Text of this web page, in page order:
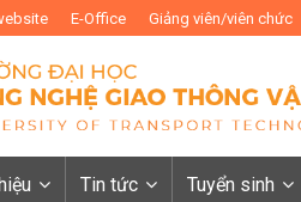
E-Office Giảng viên/viên chức
Tin tức Tuyển sinh